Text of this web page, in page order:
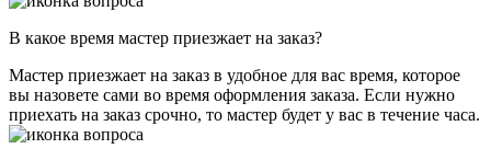
В какое время мастер приезжает на заказ?
Мастер приезжает на заказ в удобное для вас время, которое
вы назовете сами во время оформления заказа. Если нужно
приехать на заказ срочно, то мастер будет у вас в течение часа.